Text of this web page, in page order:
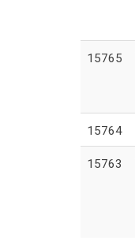
15765
15764
15763